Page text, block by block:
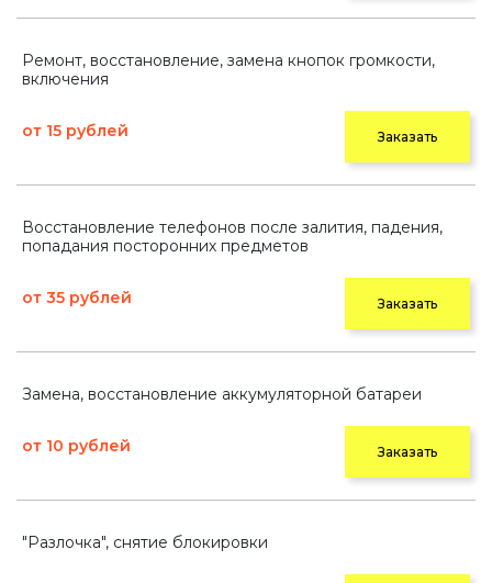
Ремонт, восстановление, замена кнопок громкости,
включения
от 15 рублей Заказать
Восстановление телефонов после залития, падения,
попадания посторонних предметов
от 35 рублей Заказать
Замена, восстановление аккумуляторной батареи
от 10 рублей Заказать
"Разлочка", снятие блокировки